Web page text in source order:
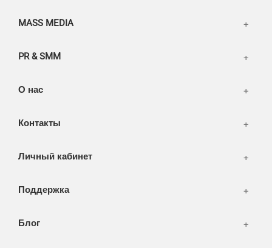
MASS MEDIA
PR & SMM
О нас
Контакты
Личный кабинет
Поддержка
FAQ
Блог
СМИ и оффлайн реклама